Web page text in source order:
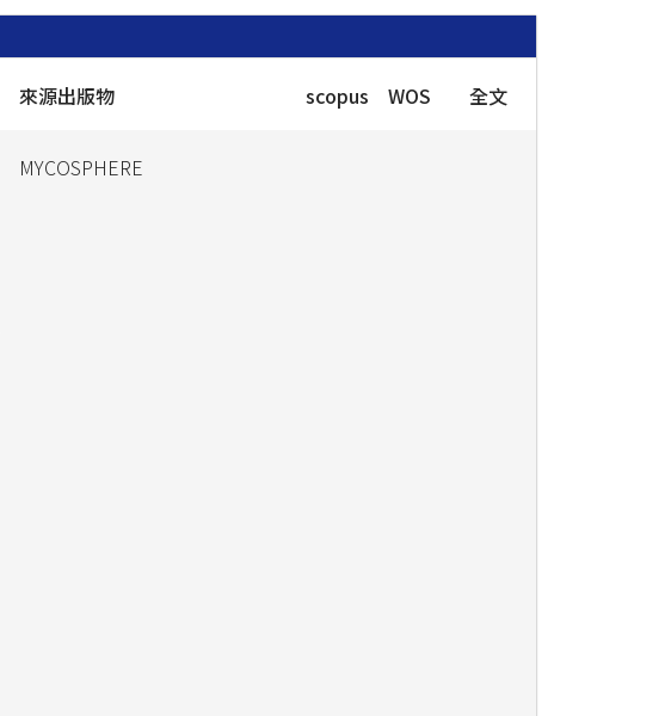
來源出版物 scopus WOS 全文
MYCOSPHERE